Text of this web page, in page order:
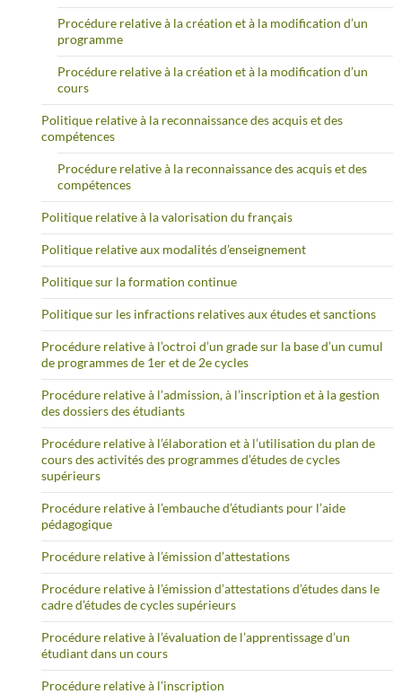
Procédure relative à la création et à la modification d’un
programme
Procédure relative à la création et à la modification d’un
cours
Politique relative à la reconnaissance des acquis et des
compétences
Procédure relative à la reconnaissance des acquis et des
compétences
Politique relative à la valorisation du français
Politique relative aux modalités d’enseignement
Politique sur la formation continue
Politique sur les infractions relatives aux études et sanctions
Procédure relative à l’octroi d’un grade sur la base d’un cumul
de programmes de 1er et de 2e cycles
Procédure relative à l’admission, à l’inscription et à la gestion
des dossiers des étudiants
Procédure relative à l’élaboration et à l’utilisation du plan de
cours des activités des programmes d’études de cycles
supérieurs
Procédure relative à l’embauche d’étudiants pour l’aide
pédagogique
Procédure relative à l’émission d’attestations
Procédure relative à l’émission d’attestations d’études dans le
cadre d’études de cycles supérieurs
Procédure relative à l’évaluation de l’apprentissage d’un
étudiant dans un cours
Procédure relative à l’inscription